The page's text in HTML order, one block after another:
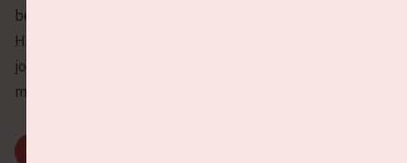
ben jij aan het ‘Daydreaming’ van de mooiste spullen van
Harry Styles? Scoor ook dit jaar weer de tofste items van
jouw favoriete artiest via de Johan Cruijff ArenA
merchandise shop.